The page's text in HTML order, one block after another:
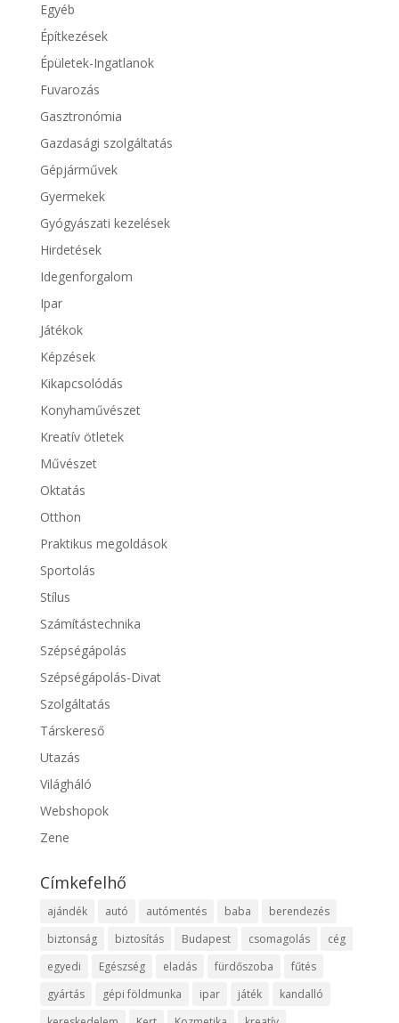
Egyéb
Építkezések
Épületek-Ingatlanok
Fuvarozás
Gasztronómia
Gazdasági szolgáltatás
Gépjárművek
Gyermekek
Gyógyászati kezelések
Hirdetések
Idegenforgalom
Ipar
Játékok
Képzések
Kikapcsolódás
Konyhaművészet
Kreatív ötletek
Művészet
Oktatás
Otthon
Praktikus megoldások
Sportolás
Stílus
Számítástechnika
Szépségápolás
Szépségápolás-Divat
Szolgáltatás
Társkereső
Utazás
Világháló
Webshopok
Zene
Címkefelhő
ajándék autó autómentés baba
berendezés
biztonság
biztosítás Budapest csomagolás
cég
egyedi
Egészség eladás fürdőszoba
fűtés
gyártás
gépi földmunka ipar játék
kandalló